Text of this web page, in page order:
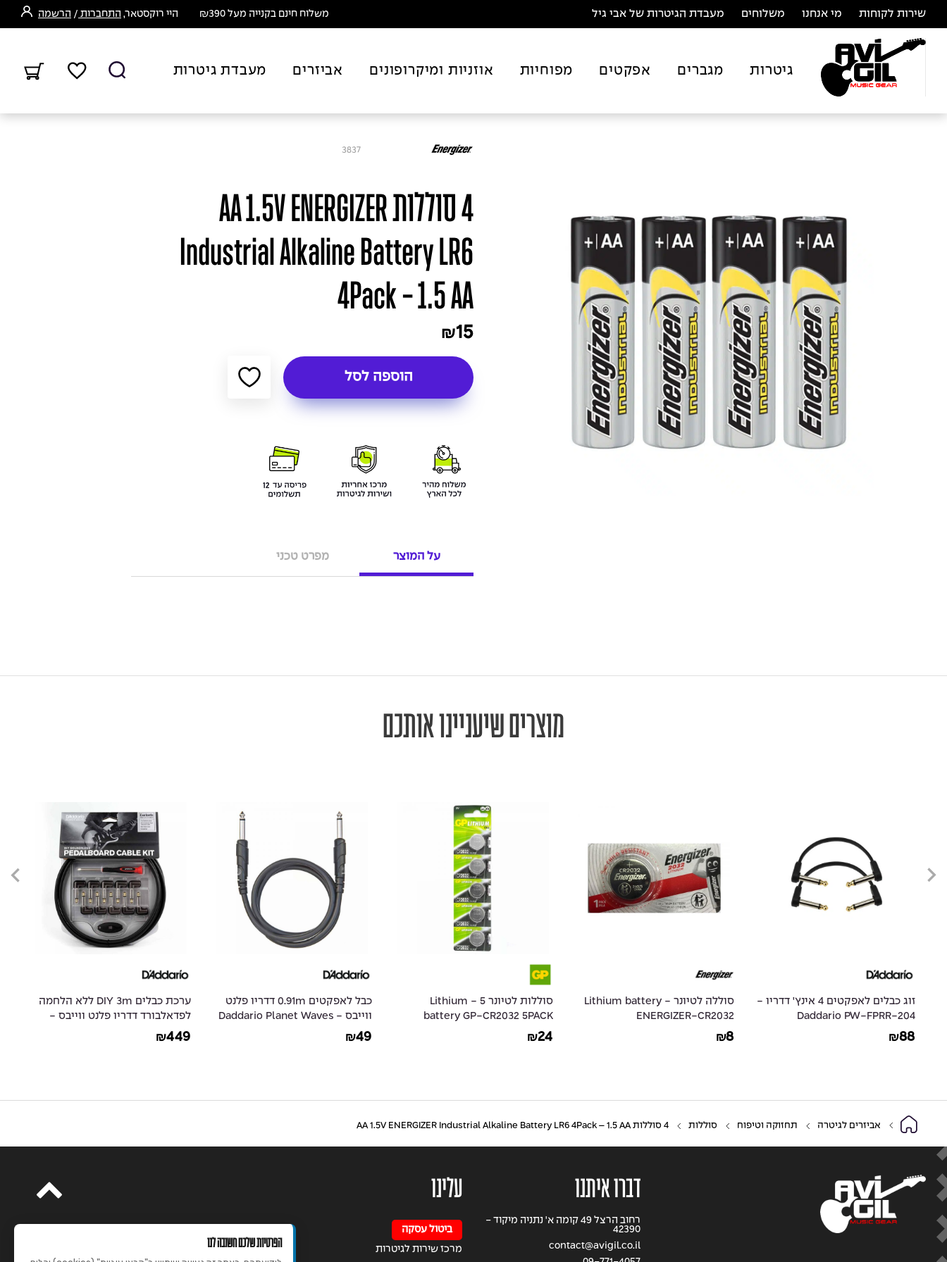
שירות לקוחות מי אנחנו משלוחים מעבדת הגיטרות של אבי גיל משלוח חינם בקנייה מעל ₪390 היי רוקסטאר, התחברות / הרשמה
גיטרות מגברים אפקטים מפוחיות אוזניות ומיקרופונים אביזרים מעבדת גיטרות
3837
4 סוללות AA 1.5V ENERGIZER
Industrial Alkaline Battery LR6
4Pack - 1.5 AA
₪15
הוספה לסל
על המוצר מפרט טכני
מוצרים שיעניינו אותכם
זוג כבלים לאפקטים 4 אינץ' דדריו -
Daddario PW-FPRR-204
₪88
סוללה לטיונר - Lithium battery
ENERGIZER-CR2032
₪8
סוללות לטיונר 5 - Lithium
battery GP-CR2032 5PACK
₪24
כבל לאפקטים 0.91m דדריו פלנט
ווייבס - Daddario Planet Waves
PW-CGTP-03
₪49
ערכת כבלים DIY 3m ללא הלחמה
לפדאלבורד דדריו פלנט ווייבס -
Daddario Planet Waves PW-
₪449
אביזרים לגיטרה תחזוקה וטיפוח סוללות 4 סוללות AA 1.5V ENERGIZER Industrial Alkaline Battery LR6 4Pack – 1.5 AA
דברו איתנו
רחוב הרצל 49 קומה א' נתניה מיקוד -
42390
contact@avigil.co.il
עלינו
ביטול עסקה
מרכז שירות לגיטרות הפרטיות שלכם חשובה לנו